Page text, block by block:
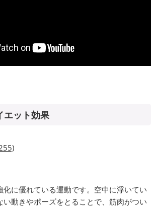
エット効果
化に優れている運動です。空中に浮いてい
い動きやポーズをとることで、筋肉がつい